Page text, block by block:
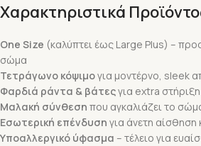
Χαρακτηριστικά
One Size (καλύπτει έως Large Plus) –
σώμα
Τετράγωνο κόψιμογια μοντέρνο, sleek
Φαρδιά ράντα & βάτεςγια extra
Μαλακή σύνθεση που αγκαλιάζει το
Εσωτερική επένδυση για άνετη
Υποαλλεργικό ύφασμα – τέλειο για